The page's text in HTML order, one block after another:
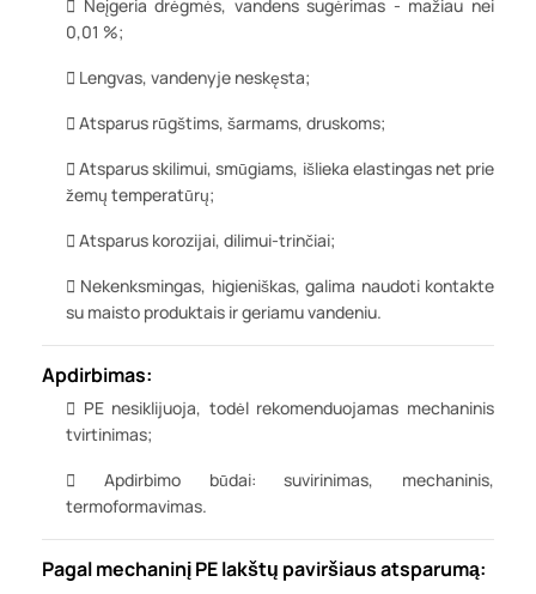
Neįgeria drėgmės, vandens sugėrimas - mažiau nei
0,01 %;
Lengvas, vandenyje neskęsta;
Atsparus rūgštims, šarmams, druskoms;
Atsparus skilimui, smūgiams, išlieka elastingas net prie
žemų temperatūrų;
Atsparus korozijai, dilimui-trinčiai;
Nekenksmingas, higieniškas, galima naudoti kontakte
su maisto produktais ir geriamu vandeniu.
Apdirbimas:
PE nesiklijuoja, todėl rekomenduojamas mechaninis
tvirtinimas;
Apdirbimo būdai: suvirinimas, mechaninis,
termoformavimas.
Pagal mechaninį PE lakštų paviršiaus atsparumą: